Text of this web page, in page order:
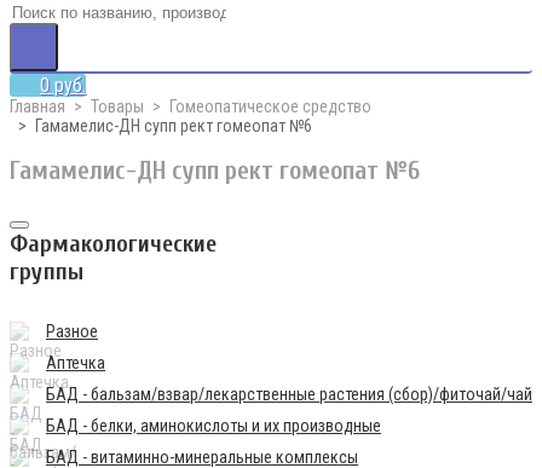
0 руб.
Главная Товары
Гомеопатическое средство
Гамамелис-ДН супп рект гомеопат №6
Гамамелис-ДН супп рект гомеопат №6
Фармакологические
группы
Разное
Аптечка
БАД - бальзам/взвар/лекарственные растения (сбор)/фиточай/чай
БАД - белки, аминокислоты и их производные
БАД - витаминно-минеральные комплексы